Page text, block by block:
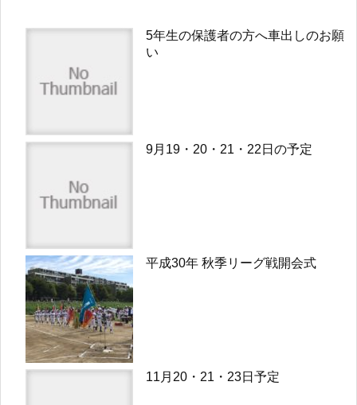
5年生の保護者の方へ車出しのお願
い
9月19・20・21・22日の予定
平成30年 秋季リーグ戦開会式
11月20・21・23日予定